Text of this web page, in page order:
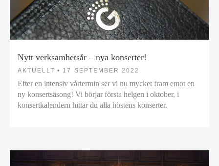
Nytt verksamhetsår – nya konserter!
AKTUELLT • 17 SEPTEMBER 2022
Efter en intensiv vårtermin ser vi nu mycket fram emot en
ny konsertsäsong! Vi börjar första helgen i oktober, i
konsertkalendern hittar du alla höstens konserter.